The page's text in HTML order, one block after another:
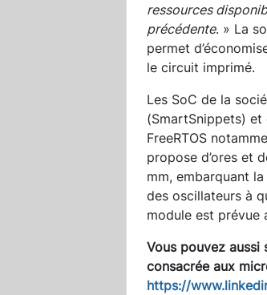
ressources
précédente. » La
permet
le circuit imprimé.
Les SoC de la
(SmartSnippets)
FreeRTOS
propose d’ores et
mm, embarquant
des oscillateurs à
module est prévue
Vous pouvez aussi
consacrée aux
https://